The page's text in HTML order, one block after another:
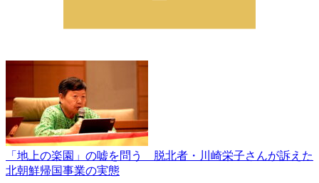
「地上の楽園」の嘘を問う 脱北者・川崎栄子さんが訴えた
北朝鮮帰国事業の実態